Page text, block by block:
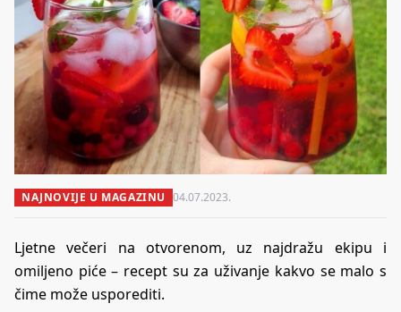
NAJNOVIJE U MAGAZINU 04.07.2023.
Ljetne večeri na otvorenom, uz najdražu ekipu i
omiljeno piće – recept su za uživanje kakvo se malo s
čime može usporediti.